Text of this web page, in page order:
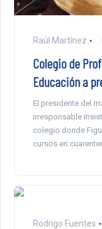
Raúl Martínez
Colegio de
Educación a
El presidente del
irresponsable
colegio donde
cursos en
Rodrigo Fuentes